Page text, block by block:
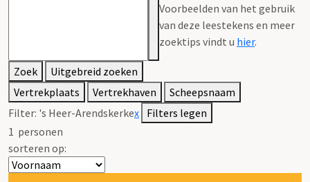
Voorbeelden van het gebruik
van deze leestekens en meer
zoektips vindt u hier.
Zoek
Uitgebreid zoeken
Vertrekplaats
Vertrekhaven
Scheepsnaam
Filter: 's Heer-Arendskerkex Filters legen
1 personen
sorteren op: